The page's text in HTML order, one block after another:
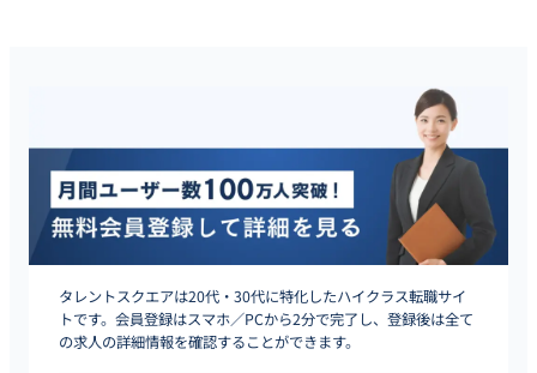
タレントスクエアは20代・30代に特化したハイクラス転職サイ
トです。会員登録はスマホ／PCから2分で完了し、登録後は全て
の求人の詳細情報を確認することができます。